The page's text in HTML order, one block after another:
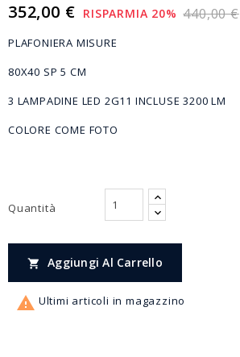
352,00 € RISPARMIA 20% 440,00 €
PLAFONIERA MISURE
80X40 SP 5 CM
3 LAMPADINE LED 2G11 INCLUSE 3200 LM
COLORE COME FOTO
Quantità
 Aggiungi Al Carrello
 Ultimi articoli in magazzino